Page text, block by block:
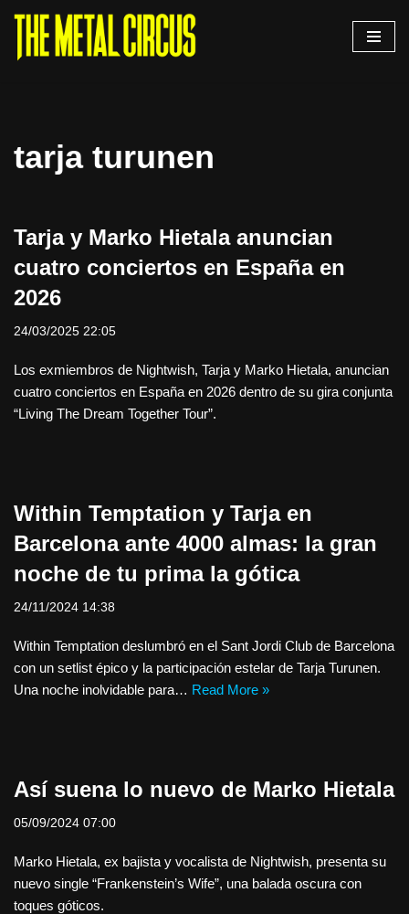
Saltar
tarja turunen
Tarja y Marko Hietala anuncian
cuatro conciertos en España en
2026
24/03/2025 22:05
Los exmiembros de Nightwish, Tarja y Marko Hietala, anuncian
cuatro conciertos en España en 2026 dentro de su gira conjunta
“Living The Dream Together Tour”.
Within Temptation y Tarja en
Barcelona ante 4000 almas: la gran
noche de tu prima la gótica
24/11/2024 14:38
Within Temptation deslumbró en el Sant Jordi Club de Barcelona
con un setlist épico y la participación estelar de Tarja Turunen.
Una noche inolvidable para… Read More »
Así suena lo nuevo de Marko Hietala
05/09/2024 07:00
Marko Hietala, ex bajista y vocalista de Nightwish, presenta su
nuevo single “Frankenstein’s Wife”, una balada oscura con
toques góticos.